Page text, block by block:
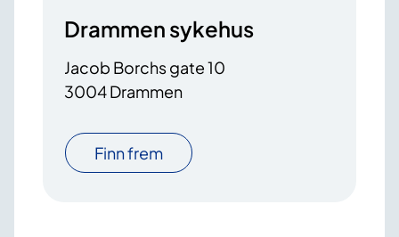
Drammen sykehus
Jacob Borchs gate 10
3004 Drammen
Finn frem